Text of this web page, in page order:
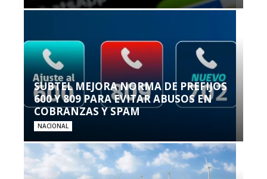
SUBTEL MEJORA NORMA DE PREFIJOS
600 Y 809 PARA EVITAR ABUSOS EN
COBRANZAS Y SPAM
NACIONAL